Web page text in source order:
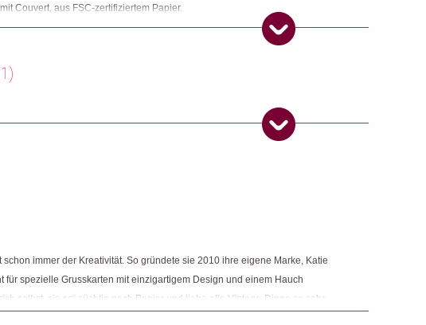
Couvert, aus FSC-zertifiziertem Papier.
Papeterie & Büro
schon immer der Kreativität. So gründete sie 2010 ihre eigene Marke, Katie
für spezielle Grusskarten mit einzigartigem Design und einem Hauch
selbst, sie sei süchtig nach Papier und liebe alle Vintage-Dinge so sehr,
Zeit geboren zu sein. Dies spiegelt sich in ihren Produkten wider,